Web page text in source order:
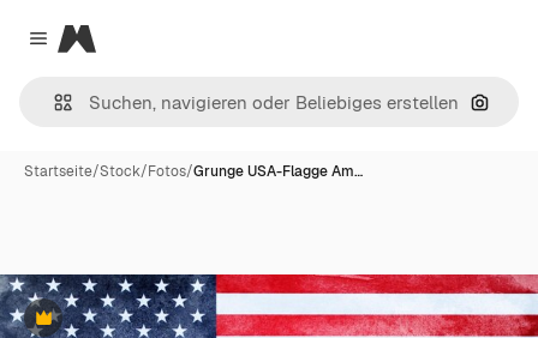
Close menu
Magnific
Nach
Startseite/Stock/Fotos/Grunge USA-Flagge Am…
Premium